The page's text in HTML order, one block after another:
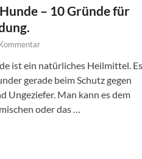
– 10 Gründe für
ist ein natürliches Heilmittel. Es
gerade beim Schutz gegen
Ungeziefer. Man kann es dem
oder das …